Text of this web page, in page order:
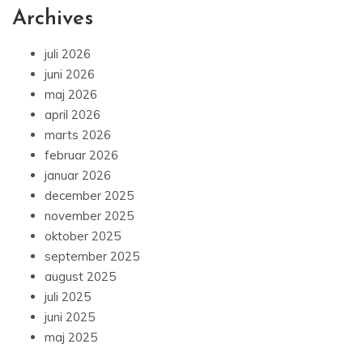
Archives
juli 2026
juni 2026
maj 2026
april 2026
marts 2026
februar 2026
januar 2026
december 2025
november 2025
oktober 2025
september 2025
august 2025
juli 2025
juni 2025
maj 2025